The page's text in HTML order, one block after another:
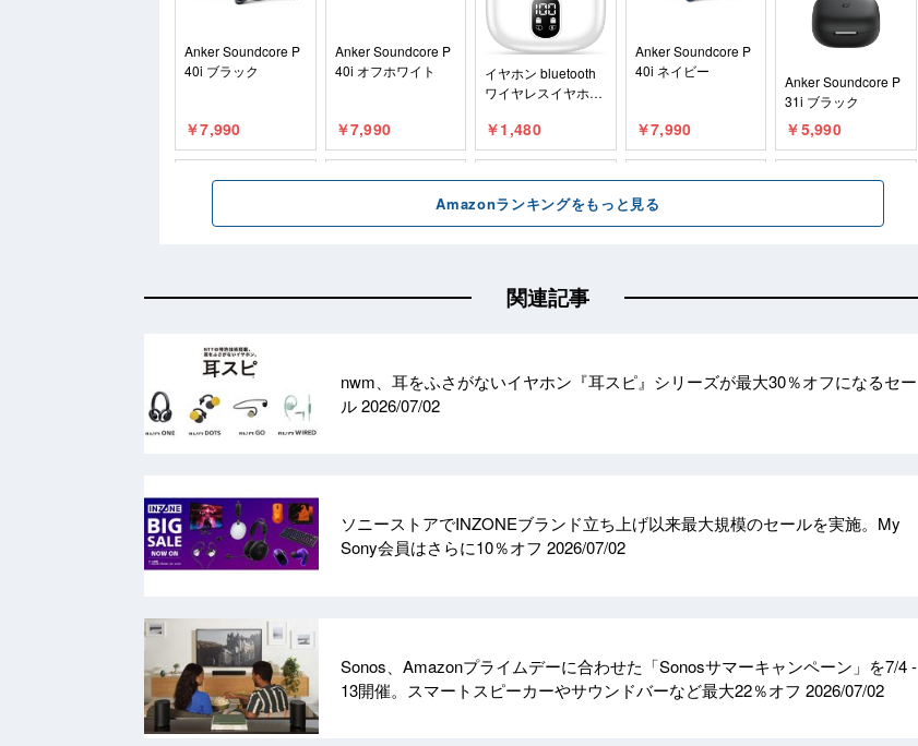
関連記事
nwm、耳をふさがないイヤホン『耳スピ』シリーズが最大30％オフになるセー
ル2026/07/02
ソニーストアでINZONEブランド立ち上げ以来最大規模のセールを実施。My
Sony会員はさらに10％オフ 2026/07/02
Sonos、Amazonプライムデーに合わせた「Sonosサマーキャンペーン」を7/4 -
13開催。スマートスピーカーやサウンドバーなど最大22％オフ 2026/07/02